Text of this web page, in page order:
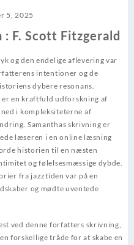
5, 2025
F. Scott Fitzgerald
og den endelige aflevering var
intentioner og de
dybere resonans.
en kraftfuld udforskning af
i kompleksiteterne af
Samanthas skrivning er
læseren i en online læsning
historien til en næsten
og følelsesmæssige dybde.
fra jazztiden var på en
og mødte uventede
ved denne forfatters skrivning,
forskellige tråde for at skabe en